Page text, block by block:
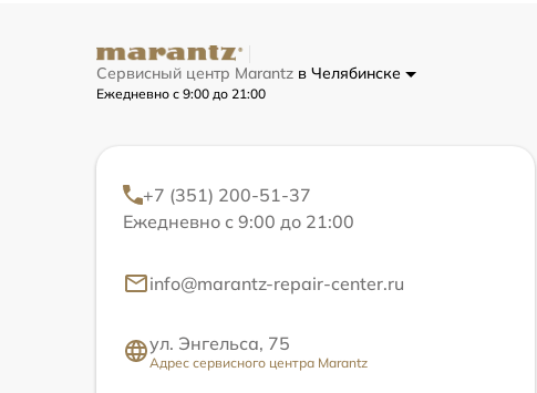
Сервисный центр Marantz в Челябинске
Ежедневно с 9:00 до 21:00
+7 (351) 200-51-37
Ежедневно с 9:00 до 21:00
info@marantz-repair-center.ru
ул. Энгельса, 75
Адрес сервисного центра Marantz